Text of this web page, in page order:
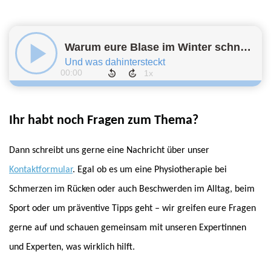
Ihr habt noch Fragen zum Thema?
Dann schreibt uns gerne eine Nachricht über unser
Kontaktformular. Egal ob es um eine Physiotherapie bei
Schmerzen im Rücken oder auch Beschwerden im Alltag, beim
Sport oder um präventive Tipps geht – wir greifen eure Fragen
gerne auf und schauen gemeinsam mit unseren Expertinnen
und Experten, was wirklich hilft.